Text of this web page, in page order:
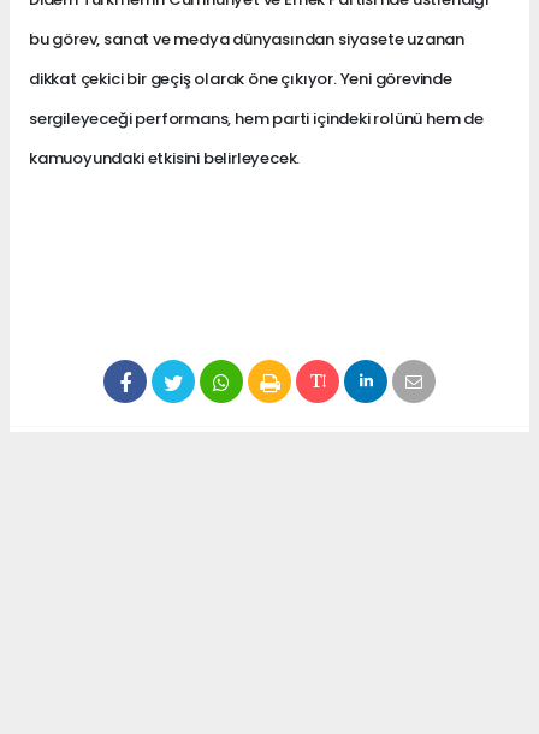
bu görev, sanat ve medya dünyasından siyasete uzanan
dikkat çekici bir geçiş olarak öne çıkıyor. Yeni görevinde
sergileyeceği performans, hem parti içindeki rolünü hem de
kamuoyundaki etkisini belirleyecek.